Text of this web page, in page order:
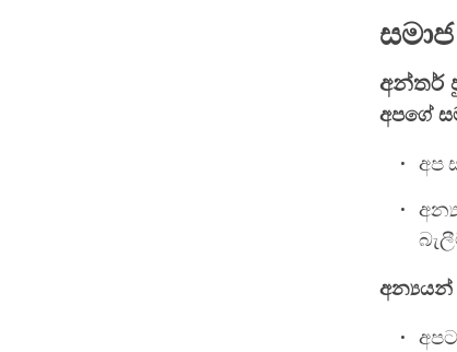
අන්තර්
අපගේ
අප
අන්‍යයන්